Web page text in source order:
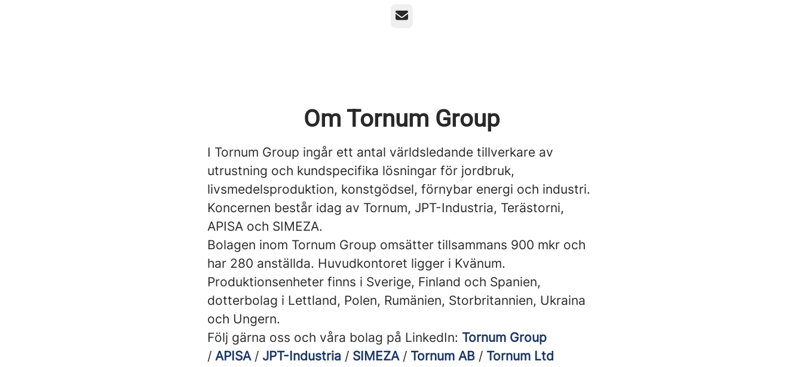
E-post
Om Tornum Group
I Tornum Group ingår ett antal världsledande tillverkare av
utrustning och kundspecifika lösningar för jordbruk,
livsmedelsproduktion, konstgödsel, förnybar energi och industri.
Koncernen består idag av Tornum, JPT-Industria, Terästorni,
APISA och SIMEZA.
Bolagen inom Tornum Group omsätter tillsammans 900 mkr och
har 280 anställda. Huvudkontoret ligger i Kvänum.
Produktionsenheter finns i Sverige, Finland och Spanien,
dotterbolag i Lettland, Polen, Rumänien, Storbritannien, Ukraina
och Ungern.
Följ gärna oss och våra bolag på LinkedIn: Tornum Group
/ APISA/ JPT-Industria / SIMEZA/ Tornum AB / Tornum Ltd